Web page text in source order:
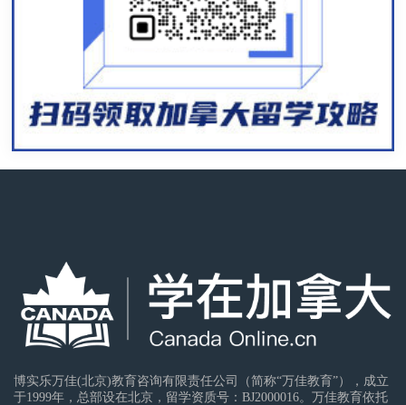
博实乐万佳(北京)教育咨询有限责任公司（简称“万佳教育”），成立
于1999年，总部设在北京，留学资质号：BJ2000016。万佳教育依托